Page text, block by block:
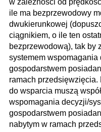
ile ma bezprzewodowy
dwukierunkowej
ciągnikiem, o ile ten
bezprzewodową), tak by
systemem wspomagania
gospodarstwem
ramach
do wsparcia muszą
wspomagania decyzji/
gospodarstwem
nabytym w ramach